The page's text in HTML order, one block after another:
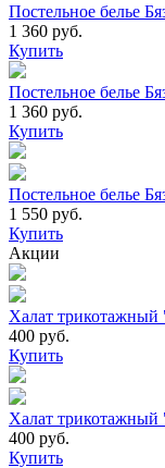
Постельное белье
1 360 руб.
Купить
Постельное белье
1 360 руб.
Купить
Постельное белье
1 550 руб.
Купить
Акции
Халат трикотажный
400 руб.
Купить
Халат трикотажный
400 руб.
Купить